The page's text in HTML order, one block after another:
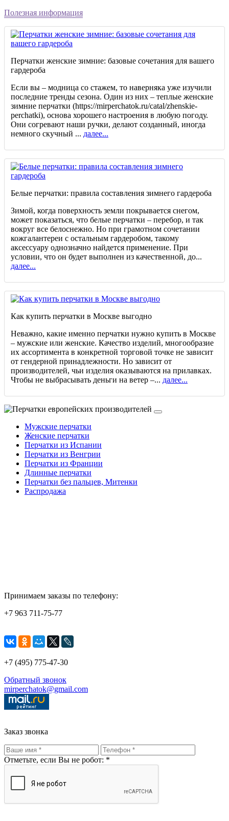
Полезная информация
Перчатки женские зимние: базовые сочетания для вашего
гардероба
Если вы – модница со стажем, то наверняка уже изучили
последние тренды сезона. Один из них – теплые женские
зимние перчатки (https://mirperchatok.ru/catal/zhenskie-
perchatki), основа хорошего настроения в любую погоду.
Они согревают наши ручки, делают созданный, иногда
немного скучный ... далее...
Белые перчатки: правила составления зимнего гардероба
Зимой, когда поверхность земли покрывается снегом,
может показаться, что белые перчатки – перебор, и так
вокруг все белоснежно. Но при грамотном сочетании
кожгалантереи с остальным гардеробом, такому
аксессуару однозначно найдется применение. При
условии, что он будет выполнен из качественной, до...
далее...
Как купить перчатки в Москве выгодно
Неважно, какие именно перчатки нужно купить в Москве
– мужские или женские. Качество изделий, многообразие
их ассортимента в конкретной торговой точке не зависит
от гендерной принадлежности. Но зависит от
производителей, чьи изделия оказываются на прилавках.
Чтобы не выбрасывать деньги на ветер –... далее...
Мужские перчатки
Женские перчатки
Перчатки из Испании
Перчатки из Венгрии
Перчатки из Франции
Длинные перчатки
Перчатки без пальцев, Митенки
Распродажа
Принимаем заказы по телефону:
+7 963 711-75-77
+7 (495) 775-47-30
Обратный звонок
mirperchatok@gmail.com
Заказ звонка
Отметьте, если Вы не робот: *